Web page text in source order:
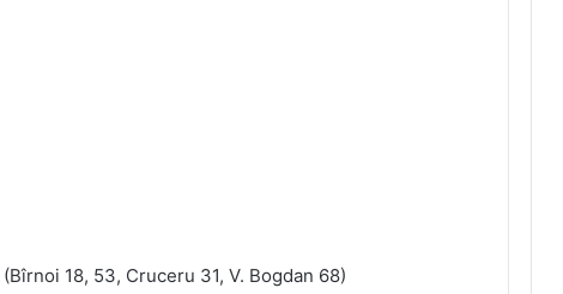
(Bîrnoi 18, 53, Cruceru 31, V. Bogdan 68)